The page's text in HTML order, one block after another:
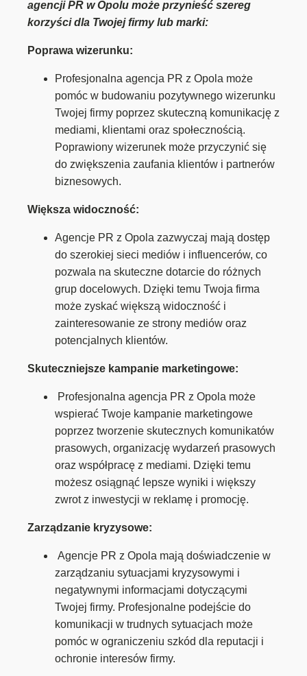
agencji PR w Opolu może przynieść szereg
korzyści dla Twojej firmy lub marki:
Poprawa wizerunku:
Profesjonalna agencja PR z Opola może
pomóc w budowaniu pozytywnego wizerunku
Twojej firmy poprzez skuteczną komunikację z
mediami, klientami oraz społecznością.
Poprawiony wizerunek może przyczynić się
do zwiększenia zaufania klientów i partnerów
biznesowych.
Większa widoczność:
Agencje PR z Opola zazwyczaj mają dostęp
do szerokiej sieci mediów i influencerów, co
pozwala na skuteczne dotarcie do różnych
grup docelowych. Dzięki temu Twoja firma
może zyskać większą widoczność i
zainteresowanie ze strony mediów oraz
potencjalnych klientów.
Skuteczniejsze kampanie marketingowe:
Profesjonalna agencja PR z Opola może
wspierać Twoje kampanie marketingowe
poprzez tworzenie skutecznych komunikatów
prasowych, organizację wydarzeń prasowych
oraz współpracę z mediami. Dzięki temu
możesz osiągnąć lepsze wyniki i większy
zwrot z inwestycji w reklamę i promocję.
Zarządzanie kryzysowe:
Agencje PR z Opola mają doświadczenie w
zarządzaniu sytuacjami kryzysowymi i
negatywnymi informacjami dotyczącymi
Twojej firmy. Profesjonalne podejście do
komunikacji w trudnych sytuacjach może
pomóc w ograniczeniu szkód dla reputacji i
ochronie interesów firmy.